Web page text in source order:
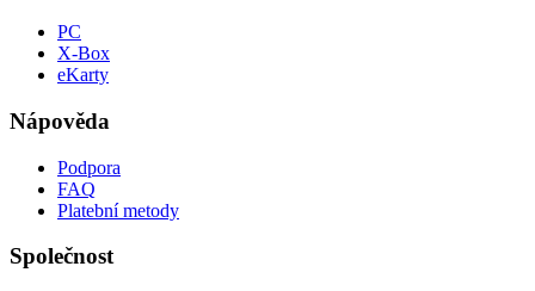
PC
X-Box
eKarty
Nápověda
Podpora
FAQ
Platební metody
Společnost